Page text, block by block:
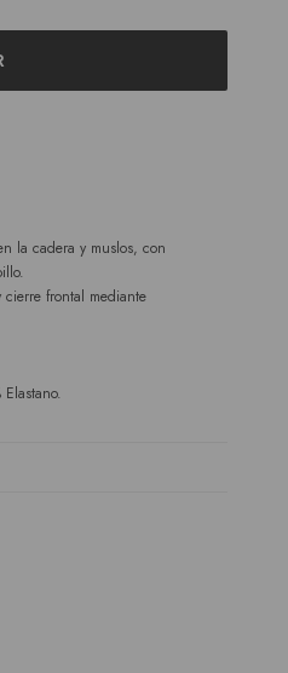
la cadera y muslos, con
frontal mediante